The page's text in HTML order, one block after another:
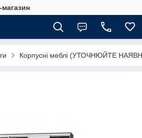
Корпусні меблі (УТОЧНЮЙТЕ